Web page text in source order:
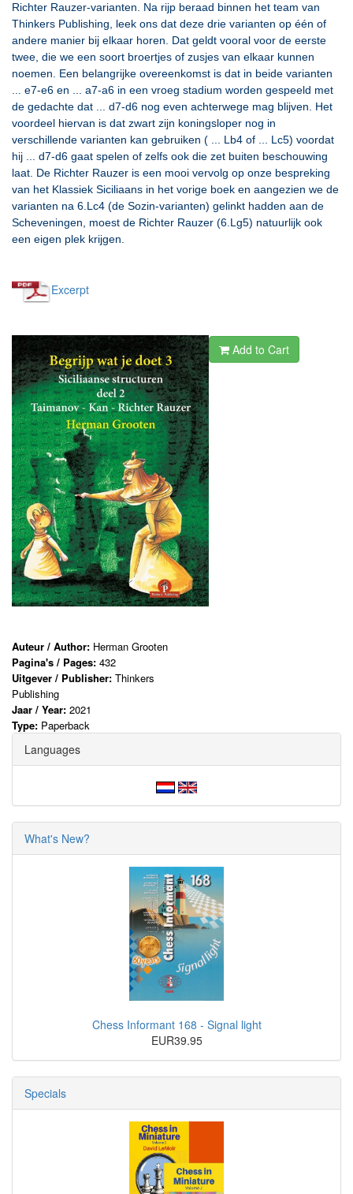
Richter Rauzer-varianten. Na rijp beraad binnen het team van
Thinkers Publishing, leek ons dat deze drie varianten op één of
andere manier bij elkaar horen. Dat geldt vooral voor de eerste
twee, die we een soort broertjes of zusjes van elkaar kunnen
noemen. Een belangrijke overeenkomst is dat in beide varianten
... e7-e6 en ... a7-a6 in een vroeg stadium worden gespeeld met
de gedachte dat ... d7-d6 nog even achterwege mag blijven. Het
voordeel hiervan is dat zwart zijn koningsloper nog in
verschillende varianten kan gebruiken ( ... Lb4 of ... Lc5) voordat
hij ... d7-d6 gaat spelen of zelfs ook die zet buiten beschouwing
laat. De Richter Rauzer is een mooi vervolg op onze bespreking
van het Klassiek Siciliaans in het vorige boek en aangezien we de
varianten na 6.Lc4 (de Sozin-varianten) gelinkt hadden aan de
Scheveningen, moest de Richter Rauzer (6.Lg5) natuurlijk ook
een eigen plek krijgen.
Excerpt
Add to Cart
Auteur / Author: Herman Grooten
Pagina's / Pages: 432
Uitgever / Publisher: Thinkers
Publishing
Jaar / Year: 2021
Type: Paperback
Languages
What's New?
Chess Informant 168 - Signal light
EUR39.95
Specials